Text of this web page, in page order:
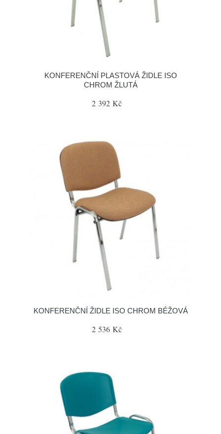
KONFERENČNÍ PLASTOVÁ ŽIDLE ISO
CHROM ŽLUTÁ
2 392 Kč
KONFERENČNÍ ŽIDLE ISO CHROM BÉŽOVÁ
2 536 Kč